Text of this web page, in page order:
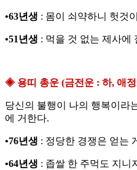
•63년생 : 몸이 쇠약하니 헛것
•51년생 : 먹을 것 없는 제사에
◈ 용띠 총운 (금전운 : 하, 애
당신의 불행이 나의 행복이라
에 거한다.
•76년생 : 정당한 경쟁은 얻는
•64년생 : 좁쌀 한 주먹도 지니